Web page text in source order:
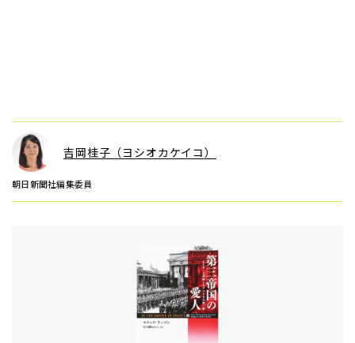
吉岡桂子（ヨシオカケイコ）
朝日新聞社編集委員